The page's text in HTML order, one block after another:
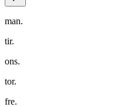
man.
tir.
ons.
tor.
fre.